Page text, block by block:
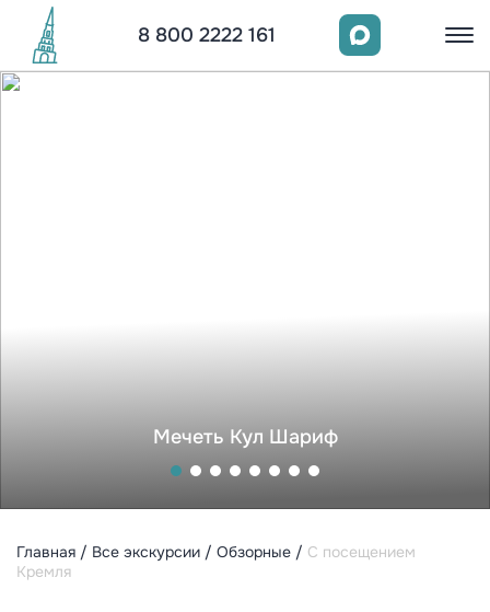
8 800 2222 161
Мечеть Кул Шариф
Главная Все экскурсии Обзорные
С посещением
Кремля